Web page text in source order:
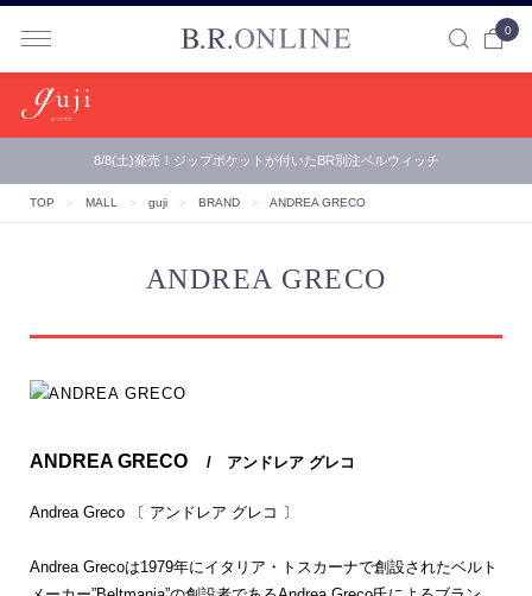
0
8/8(土)発売！ジップポケットが付いたBR別注ベルウィッチ
TOP ＞ MALL ＞ guji ＞ BRAND ＞ ANDREA GRECO
ANDREA GRECO
ANDREA GRECO / アンドレア グレコ
Andrea Greco 〔 アンドレア グレコ 〕
Andrea Grecoは1979年にイタリア・トスカーナで創設されたベルト